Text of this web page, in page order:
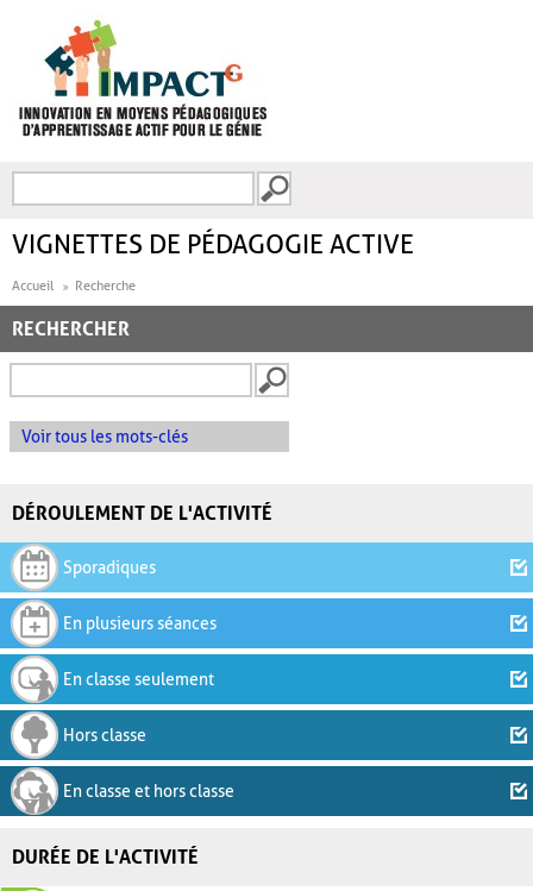
FORMULAIRE DE
VIGNETTES DE PÉDAGOGIE ACTIVE
Accueil Recherche
RECHERCHER
Voir tous les mots-clés
DÉROULEMENT DE L'ACTIVITÉ
Sporadiques
En plusieurs séances
En classe seulement
Hors classe
En classe et hors classe
DURÉE DE L'ACTIVITÉ